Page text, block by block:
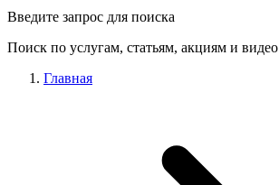
Введите запрос для поиска
Поиск по услугам, статьям, акциям и видео
Главная